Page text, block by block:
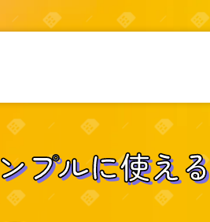
プルに使える